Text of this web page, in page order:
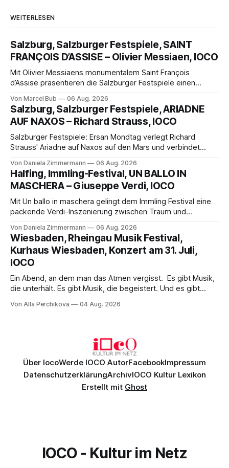
WEITERLESEN
Salzburg, Salzburger Festspiele, SAINT
FRANÇOIS D’ASSISE – Olivier Messiaen, IOCO
Mit Olivier Messiaens monumentalem Saint François
d’Assise präsentieren die Salzburger Festspiele einen
eine bildgewaltige Inszenierung, Maxime Pascal entfaltet
die komplexe Partitur eindrucksvoll, Philippe Sly berührt als
Franziskus.
Von Marcel Bub 06 Aug. 2026
Salzburg, Salzburger Festspiele, ARIADNE
AUF NAXOS – Richard Strauss, IOCO
Salzburger Festspiele: Ersan Mondtag verlegt Richard
Strauss' Ariadne auf Naxos auf den Mars und verbindet
Aufführung mit starken Solisten und den Wiener
Philharmonikern, szenisch bleibt der zweite Akt jedoch
hinter den Erwartungen zurück.
Von Daniela Zimmermann 06 Aug. 2026
Halfing, Immling-Festival, UN BALLO IN
MASCHERA – Giuseppe Verdi, IOCO
Mit Un ballo in maschera gelingt dem Immling Festival eine
packende Verdi-Inszenierung zwischen Traum und
psychologische Tiefe mit starken Bildern, getragen von
einem spielfreudigen Ensemble und einer musikalisch
überzeugenden Gesamtleistung.
Von Daniela Zimmermann 06 Aug. 2026
Wiesbaden, Rheingau Musik Festival,
Kurhaus Wiesbaden, Konzert am 31. Juli,
IOCO
Ein Abend, an dem man das Atmen vergisst. Es gibt Musik,
die unterhält. Es gibt Musik, die begeistert. Und es gibt
Genau so war der Abend im Kurhaus Wiesbaden, an dem
Von Alla Perchikova 04 Aug. 2026
Über IocoWerde IOCO AutorFacebookImpressum
DatenschutzerklärungArchivIOCO Kultur Lexikon
Erstellt mit Ghost
IOCO - Kultur im Netz